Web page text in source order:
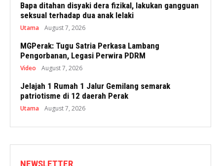
Bapa ditahan disyaki dera fizikal, lakukan gangguan
seksual terhadap dua anak lelaki
Utama August 7, 2026
MGPerak: Tugu Satria Perkasa Lambang
Pengorbanan, Legasi Perwira PDRM
Video August 7, 2026
Jelajah 1 Rumah 1 Jalur Gemilang semarak
patriotisme di 12 daerah Perak
Utama August 7, 2026